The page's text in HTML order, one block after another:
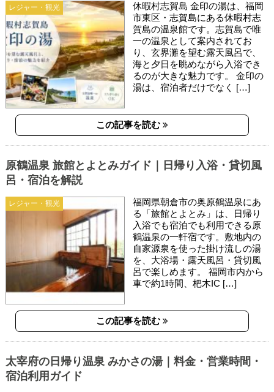
レジャー・観光
休暇村志賀島 金印の湯は、福岡
市東区・志賀島にある休暇村志
賀島の温泉館です。志賀島で唯
一の温泉として案内されてお
り、玄界灘を望む露天風呂で、
海と夕日を眺めながら入浴でき
るのが大きな魅力です。 金印の
湯は、宿泊者だけでなく […]
この記事を読む
レジャー・観光
原鶴温泉 旅館とよとみガイド｜日帰り入浴・貸切風
呂・宿泊を解説
福岡県朝倉市の奥原鶴温泉にあ
る「旅館とよとみ」は、日帰り
入浴でも宿泊でも利用できる原
鶴温泉の一軒宿です。敷地内の
自家源泉を使った掛け流しの湯
を、大浴場・露天風呂・貸切風
呂で楽しめます。 福岡市内から
車で約1時間、杷木IC […]
この記事を読む
太宰府の日帰り温泉 みかさの湯｜料金・営業時間・
宿泊利用ガイド